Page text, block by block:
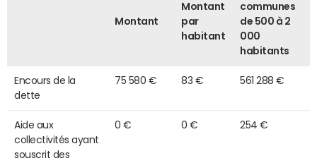
Montant
Montant
par
habitant
communes
de 500 à 2
000
habitants
Encours de la
dette
75 580 € 83 € 561 288 €
Aide aux
collectivités ayant
souscrit des
0 € 0 € 254 €